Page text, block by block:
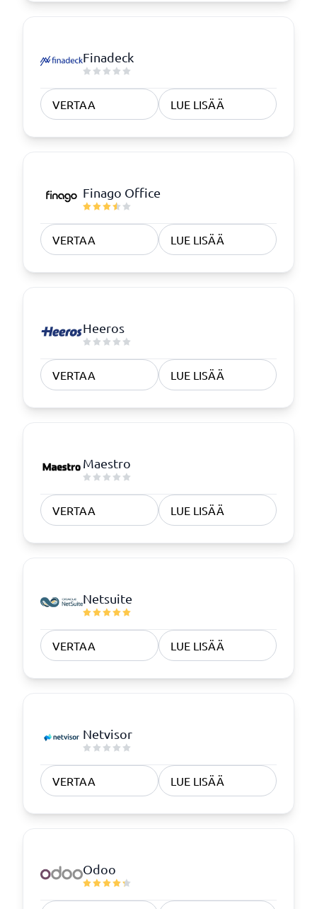
Finadeck
VERTAA LUE LISÄÄ
Finago Office
VERTAA LUE LISÄÄ
Heeros
VERTAA LUE LISÄÄ
Maestro
VERTAA LUE LISÄÄ
Netsuite
VERTAA LUE LISÄÄ
Netvisor
VERTAA LUE LISÄÄ
Odoo